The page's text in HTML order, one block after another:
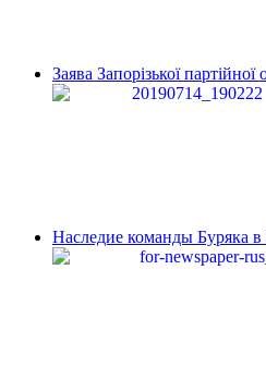
Заява Запорізької партійної
Наследие команды Буряка